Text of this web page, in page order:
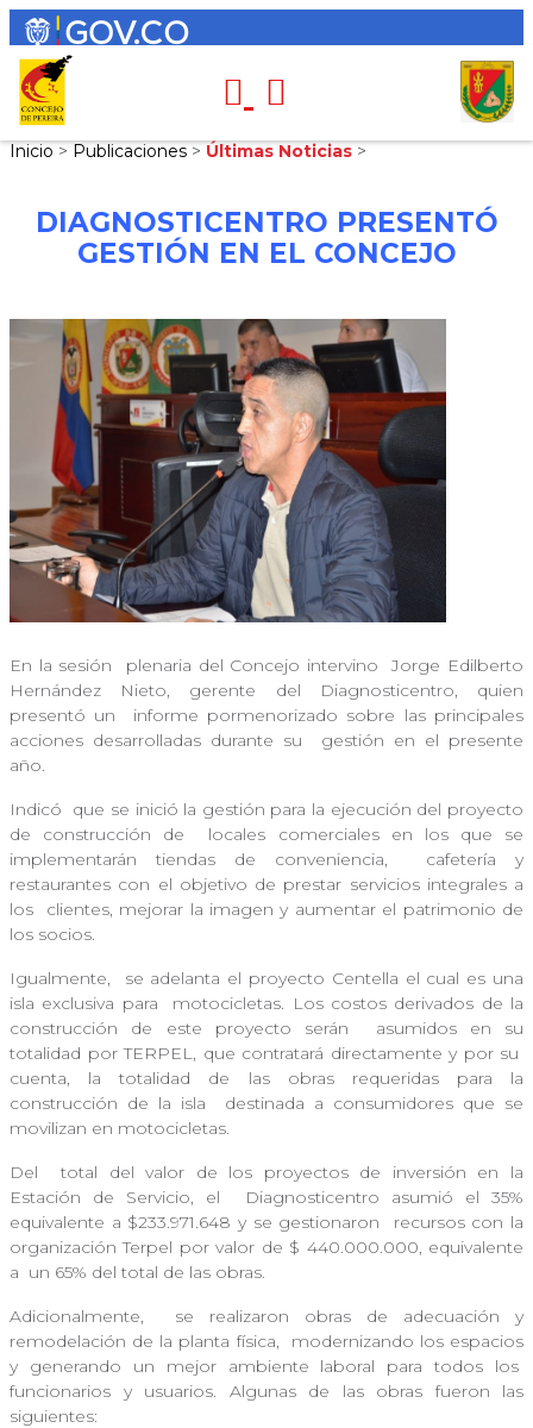
Inicio > Publicaciones > Últimas Noticias >
DIAGNOSTICENTRO PRESENTÓ
GESTIÓN EN EL CONCEJO
En la sesión plenaria del Concejo intervino
Jorge Edilberto
Hernández Nieto, gerente del Diagnosticentro, quien
presentó un
informe pormenorizado sobre las principales
acciones desarrolladas durante su
gestión en el presente
año.
Indicó
que se inició la gestión para la ejecución del proyecto
de construcción de
locales comerciales en los que se
implementarán tiendas de conveniencia,
cafetería y
restaurantes con el objetivo de prestar servicios integrales a
los
clientes, mejorar la imagen y aumentar el patrimonio de
los socios.
Igualmente,
se adelanta el proyecto Centella el cual es una
isla exclusiva para
motocicletas. Los costos derivados de la
construcción de este proyecto serán
asumidos en su
totalidad por TERPEL, que contratará directamente y por su
cuenta, la totalidad de las obras requeridas para la
construcción de la isla
destinada a consumidores que se
movilizan en motocicletas.
Del
total del valor de los proyectos de inversión en la
Estación de Servicio, el
Diagnosticentro asumió el 35%
equivalente a $233.971.648 y se gestionaron
recursos con la
organización Terpel por valor de $ 440.000.000, equivalente
a un 65% del total de las obras.
Adicionalmente,
se realizaron obras de adecuación y
remodelación de la planta física,
modernizando los espacios
y generando un mejor ambiente laboral para todos los
funcionarios y usuarios. Algunas de las obras fueron las
siguientes: